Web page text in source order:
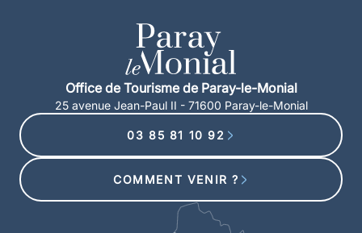
Office de Tourisme de Paray-le-Monial
25 avenue Jean-Paul II - 71600 Paray-le-Monial
03 85 81 10 92
COMMENT VENIR ?